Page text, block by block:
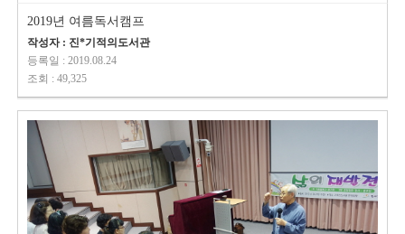
2019년 여름독서캠프
작성자 : 진*기적의도서관
등록일 : 2019.08.24
조회 : 49,325